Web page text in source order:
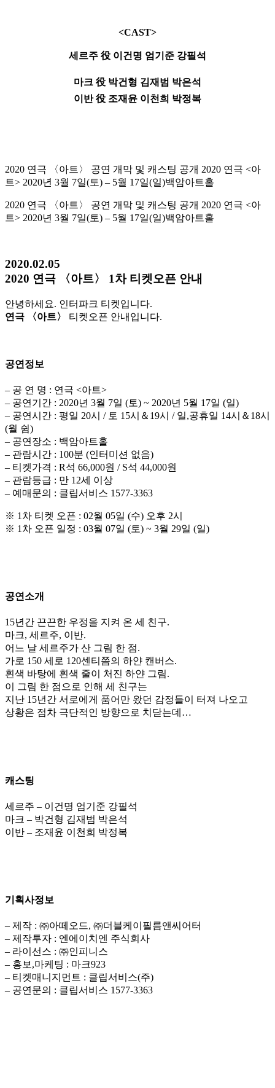
<CAST>​
세르주 役 이건명 엄기준 강필석
​마크 役 박건형 김재범 박은석
이반 役 조재윤 이천희 박정복
2020 연극 〈아트〉 공연 개막 및 캐스팅 공개​ 2020 연극 <아
트> 2020년 3월 7일(토) – 5월 17일(일)백암아트홀
2020 연극 〈아트〉 공연 개막 및 캐스팅 공개​ 2020 연극 <아
트> 2020년 3월 7일(토) – 5월 17일(일)백암아트홀
2020.02.05
2020 연극 〈아트〉 1차 티켓오픈 안내
안녕하세요. 인터파크 티켓입니다.
연극 〈아트〉
티켓오픈 안내입니다.
공연정보
– 공 연 명 : 연극 <아트>
– 공연기간 : 2020년 3월 7일 (토) ~ 2020년 5월 17일 (일)
– 공연시간 : 평일 20시 / 토 15시＆19시 / 일,공휴일 14시＆18시
(월 쉼)
– 공연장소 : 백암아트홀
– 관람시간 : 100분 (인터미션 없음)
– 티켓가격 : R석 66,000원 / S석 44,000원
– 관람등급 : 만 12세 이상
– 예매문의 : 클립서비스 1577-3363
※ 1차 티켓 오픈 : 02월 05일 (수) 오후 2시
※ 1차 오픈 일정 : 03월 07일 (토) ~ 3월 29일 (일)
공연소개
15년간 끈끈한 우정을 지켜 온 세 친구.
마크, 세르주, 이반.
어느 날 세르주가 산 그림 한 점.
가로 150 세로 120센티쯤의 하얀 캔버스.
흰색 바탕에 흰색 줄이 처진 하얀 그림.
이 그림 한 점으로 인해 세 친구는
지난 15년간 서로에게 품어만 왔던 감정들이 터져 나오고
상황은 점차 극단적인 방향으로 치닫는데…
캐스팅
세르주 – 이건명 엄기준 강필석
마크 – 박건형 김재범 박은석
이반 – 조재윤 이천희 박정복
기획사정보
– 제작 : ㈜아떼오드, ㈜더블케이필름앤씨어터
– 제작투자 : 엔에이치엔 주식회사
– 라이선스 : ㈜인피니스
– 홍보,마케팅 : 마크923
– 티켓매니지먼트 : 클립서비스(주)
– 공연문의 : 클립서비스 1577-3363